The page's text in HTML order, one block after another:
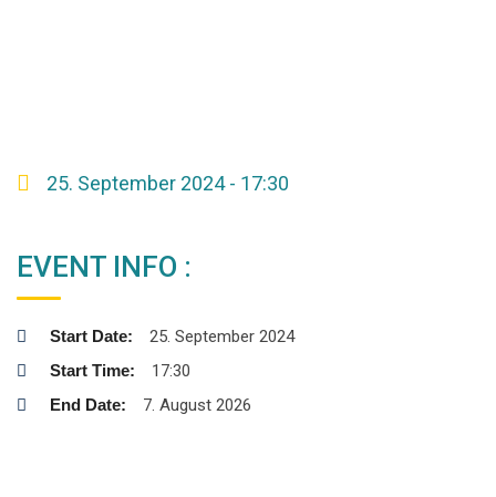
25. September 2024 - 17:30
EVENT INFO :
Start Date: 25. September 2024
Start Time: 17:30
End Date: 7. August 2026